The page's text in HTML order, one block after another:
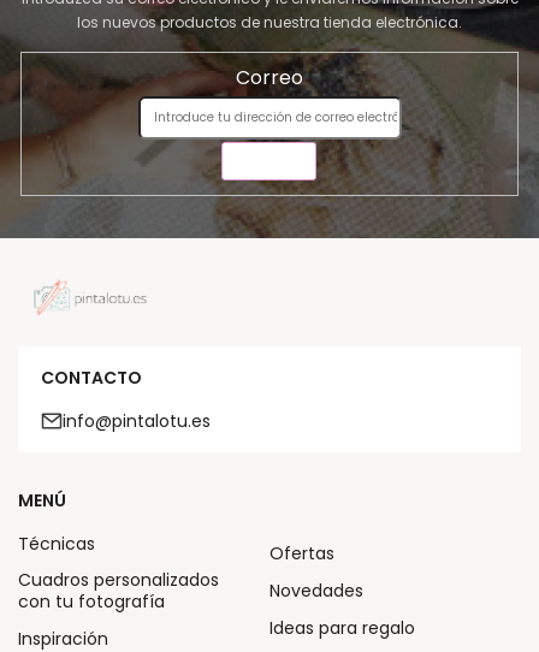
los nuevos productos de nuestra tienda electrónica.
Correo
CONTACTO
info@pintalotu.es
MENÚ
Técnicas
Cuadros personalizados
con tu fotografía
Inspiración
Ofertas
Novedades
Ideas para regalo